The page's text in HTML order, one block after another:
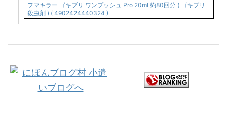
フマキラー ゴキブリ ワンプッシュ Pro 20ml 約80回分 ( ゴキブリ
殺虫剤 ) ( 4902424440324 )